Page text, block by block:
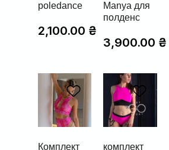
poledance
2,100.00 ₴
Manya для
полденс
3,900.00 ₴
Комплект
комплект